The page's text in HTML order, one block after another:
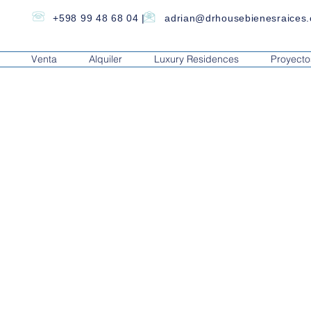
+598 99 48 68 04 |
Venta Alquiler Luxury Residences